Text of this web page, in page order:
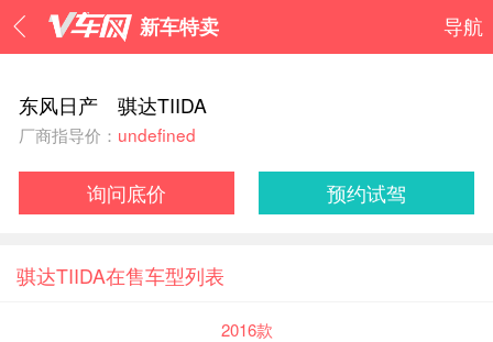
新车特卖 导航
东风日产 骐达TIIDA
厂商指导价： undefined
询问底价 预约试驾
骐达TIIDA在售车型列表
2016款